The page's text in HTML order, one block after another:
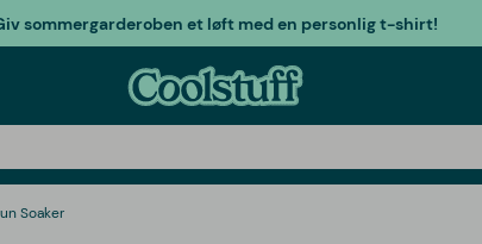
sommergarderoben et løft med en personlig t-shirt!
Soaker